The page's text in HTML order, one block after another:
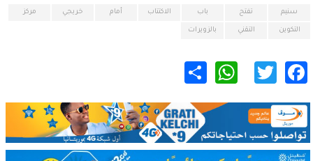
سنيم تفتح باب الاكتتاب أمام خريجي مركز
التكوين التقني بالزويرات
Facebook
Twitter
WhatsApp